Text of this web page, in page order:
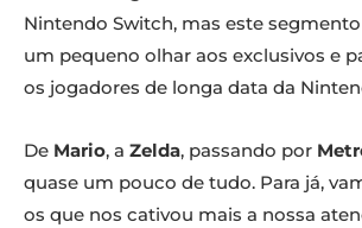
Nintendo Switch, mas este
um pequeno olhar aos exclusivos e
os jogadores de longa data da
De Mario, a Zelda, passando por
quase um pouco de tudo. Para já,
os que nos cativou mais a nossa